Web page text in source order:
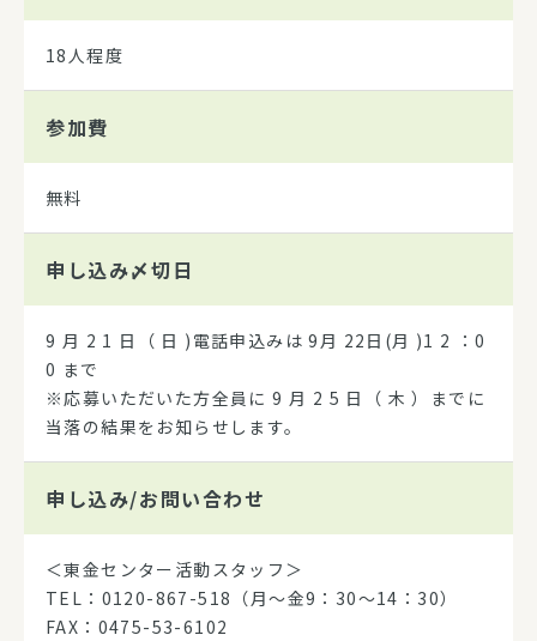
18人程度
参加費
無料
申し込み〆切日
9 月 2 1 日（ 日 )電話申込みは 9月 22日(月 )1 2 ：0
0 まで
※応募いただいた方全員に 9 月 2 5 日（ 木 ）までに
当落の結果をお知らせします。
申し込み/お問い合わせ
＜東金センター活動スタッフ＞
TEL：0120-867-518（月～金9：30～14：30）
FAX：0475-53-6102